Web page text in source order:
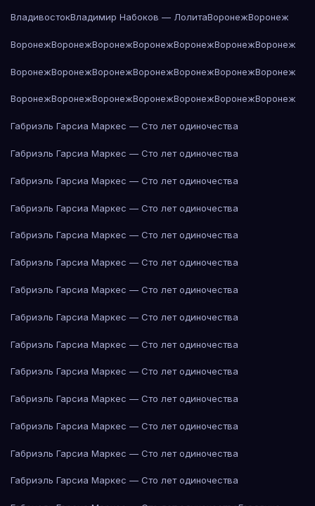
ВладивостокВладимир Набоков — ЛолитаВоронежВоронеж
ВоронежВоронежВоронежВоронежВоронежВоронежВоронеж
ВоронежВоронежВоронежВоронежВоронежВоронежВоронеж
ВоронежВоронежВоронежВоронежВоронежВоронежВоронеж
Габриэль Гарсиа Маркес — Сто лет одиночества
Габриэль Гарсиа Маркес — Сто лет одиночества
Габриэль Гарсиа Маркес — Сто лет одиночества
Габриэль Гарсиа Маркес — Сто лет одиночества
Габриэль Гарсиа Маркес — Сто лет одиночества
Габриэль Гарсиа Маркес — Сто лет одиночества
Габриэль Гарсиа Маркес — Сто лет одиночества
Габриэль Гарсиа Маркес — Сто лет одиночества
Габриэль Гарсиа Маркес — Сто лет одиночества
Габриэль Гарсиа Маркес — Сто лет одиночества
Габриэль Гарсиа Маркес — Сто лет одиночества
Габриэль Гарсиа Маркес — Сто лет одиночества
Габриэль Гарсиа Маркес — Сто лет одиночества
Габриэль Гарсиа Маркес — Сто лет одиночества